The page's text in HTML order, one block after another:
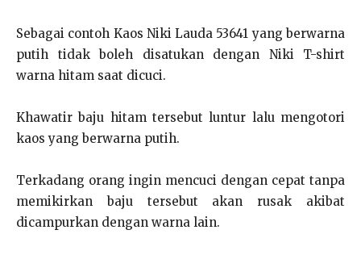
Sebagai contoh Kaos Niki Lauda 53641 yang berwarna
putih tidak boleh disatukan dengan Niki T-shirt
warna hitam saat dicuci.
Khawatir baju hitam tersebut luntur lalu mengotori
kaos yang berwarna putih.
Terkadang orang ingin mencuci dengan cepat tanpa
memikirkan baju tersebut akan rusak akibat
dicampurkan dengan warna lain.